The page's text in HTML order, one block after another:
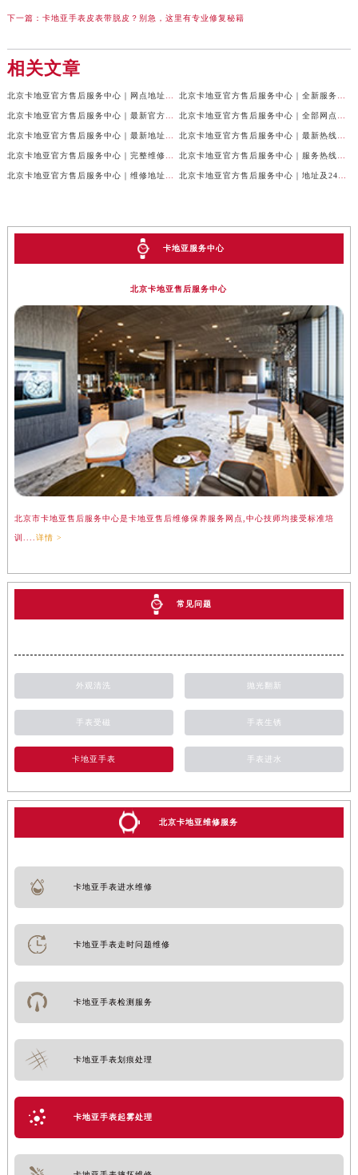
下一篇： 卡地亚手表皮表带脱皮？别急，这里有专业修复秘籍
相关文章
卡地亚服务中心
北京卡地亚售后服务中心
北京市卡地亚售后服务中心是卡地亚售后维修保养服务网点,中心技师均接受标准培
训.... 详情 >
常见问题
外观清洗 抛光翻新
手表受磁 手表生锈
卡地亚手表 手表进水
北京卡地亚维修服务
卡地亚手表进水维修
卡地亚手表走时问题维修
卡地亚手表检测服务
卡地亚手表划痕处理
卡地亚手表起雾处理